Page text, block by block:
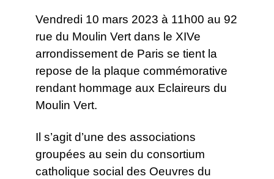
Vendredi 10 mars 2023 à 11h00 au 92
rue du Moulin Vert dans le XIVe
arrondissement de Paris se tient la
repose de la plaque commémorative
rendant hommage aux Eclaireurs du
Moulin Vert.
Il s’agit d’une des associations
groupées au sein du consortium
catholique social des Oeuvres du